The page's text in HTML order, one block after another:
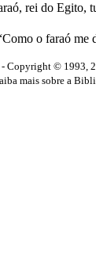
rei do Egito,
o faraó me
Copyright © 1993,
mais sobre a